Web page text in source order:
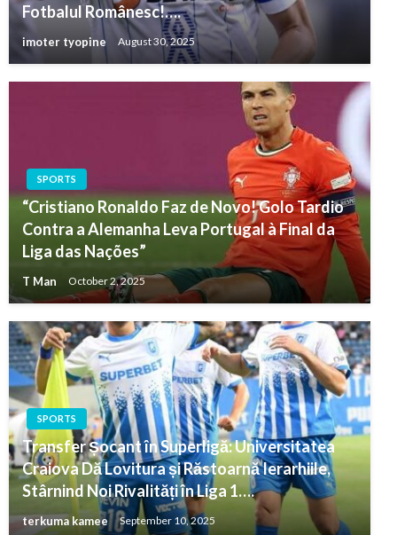
Fotbalul Românesc!….
imoter tyopine August 30, 2025
SPORTS
“Cristiano Ronaldo Faz de Novo! Golo Tardio
Contra a Alemanha Leva Portugal à Final da
Liga das Nações”
T Man October 2, 2025
SPORTS
Transfer Șocant în Superligă: Universitatea
Craiova Dă Lovitura și Răstoarnă Ierarhiile,
Stârnind Noi Rivalități în Liga 1….
terkuma kamee September 10, 2025